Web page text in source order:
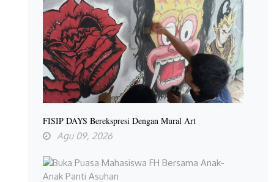
FISIP DAYS Berekspresi Dengan Mural Art
Agu 09, 2026